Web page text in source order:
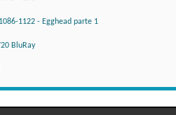
1122 - Egghead parte 1
BluRay